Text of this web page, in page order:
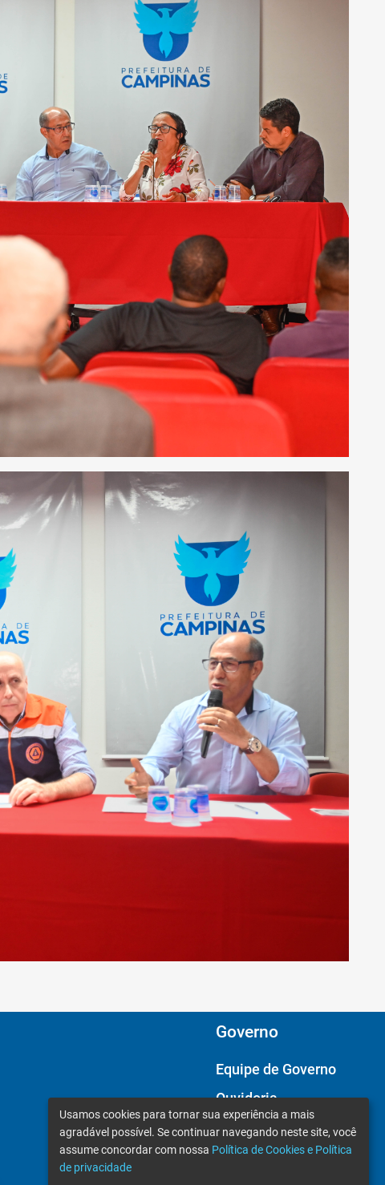
Governo
Equipe de Governo
Ouvidoria
Câmara Municipal
Usamos cookies para tornar sua experiência a mais
agradável possível. Se continuar navegando neste site, você
assume concordar com nossa Política de Cookies e Política
de privacidade